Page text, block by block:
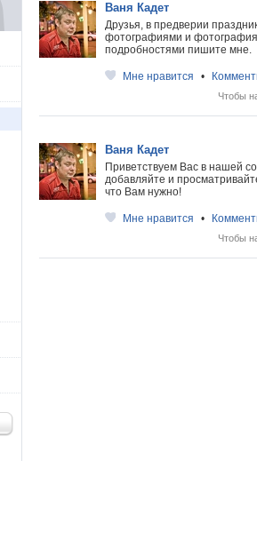
Ваня Кадет
Друзья, в предверии
фотографиями и
подробностями пишите мне.
Мне нравится •
Чтобы
Ваня Кадет
Приветствуем Вас в нашей
добавляйте и
что Вам нужно!
Мне нравится •
Чтобы